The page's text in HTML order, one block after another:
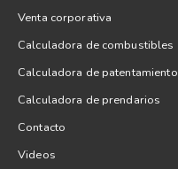
Venta corporativa
Calculadora de combustibles
Calculadora de patentamiento
Calculadora de prendarios
Contacto
Videos